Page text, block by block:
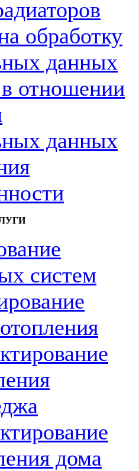
обработку
данных
отношении
данных
систем
дома